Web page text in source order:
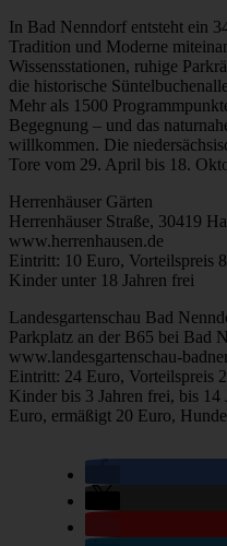
In Bad Nenndorf entsteht ein
Tradition und Moderne
Wissensstationen, ruhige
die historische
Mehr als 1500
Begegnung – und das
willkommen. Die
Tore vom 29. April bis 18.
Herrenhäuser Gärten
Herrenhäuser Straße, 30419
www.herrenhausen.de
Eintritt: 10 Euro, Vorteilspreis
Kinder unter 18 Jahren frei
Landesgartenschau Bad
Parkplatz an der B65 bei Bad
www.landesgartenschau-
Eintritt: 24 Euro, Vorteilspreis
Kinder bis 3 Jahren frei, bis 14
Euro, ermäßigt 20 Euro,